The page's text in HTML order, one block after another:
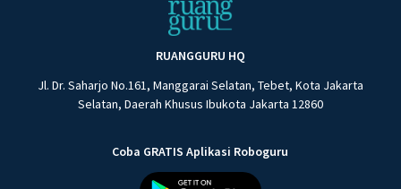
RUANGGURU HQ
Jl. Dr. Saharjo No.161, Manggarai Selatan, Tebet, Kota Jakarta
Selatan, Daerah Khusus Ibukota Jakarta 12860
Coba GRATIS Aplikasi Roboguru